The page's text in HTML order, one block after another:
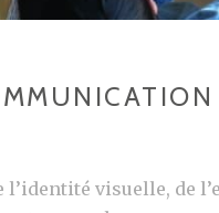
visuelle, de